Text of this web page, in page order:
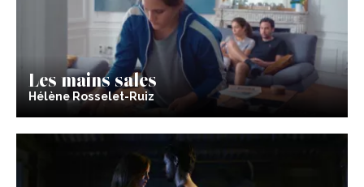
Les mains sales
Hélène Rosselet-Ruiz